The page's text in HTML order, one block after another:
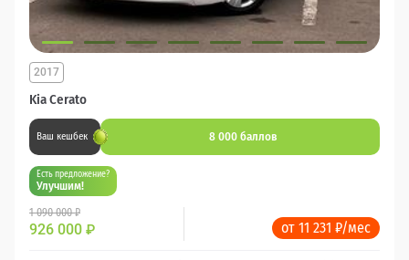
Kia Cerato
2017
Ваш кешбек 8 000 баллов
Есть предложение?
Улучшим!
1 090 000 ₽
926 000 ₽ от 11 231 ₽/мес